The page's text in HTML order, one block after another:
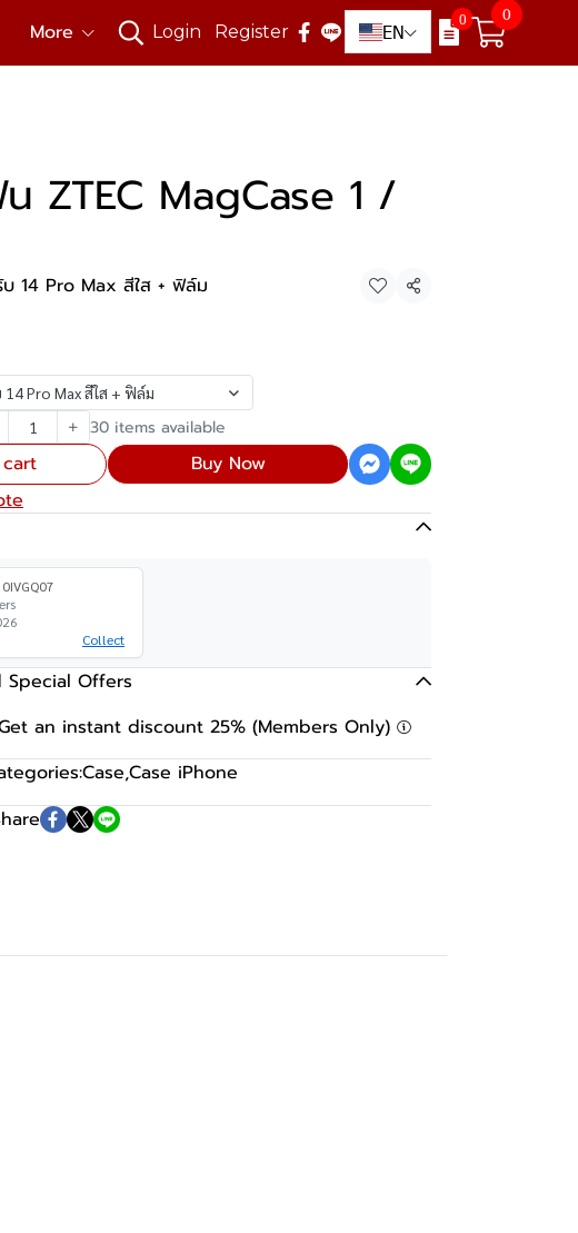
More Login Register EN
0 0
น ZTEC MagCase 1 /
14 Pro Max สีใส + ฟิล์ม
Share
Pro Max สีใส + ฟิล์ม
30 items available
Buy Now
0IVGQ07
Collect
Special Offers
an instant discount 25% (Members Only)
Case,Case iPhone